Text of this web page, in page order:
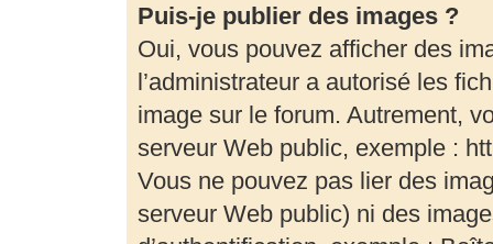
Puis-je publier des images ?
Oui, vous pouvez afficher des
l’administrateur a autorisé les
image sur le forum. Autrement,
serveur Web public, exemple :
Vous ne pouvez pas lier des
serveur Web public) ni des